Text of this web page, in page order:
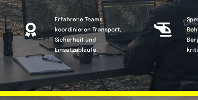
Erfahrene Teams
koordinieren Transport,
Sicherheit und
Einsatzabläufe.